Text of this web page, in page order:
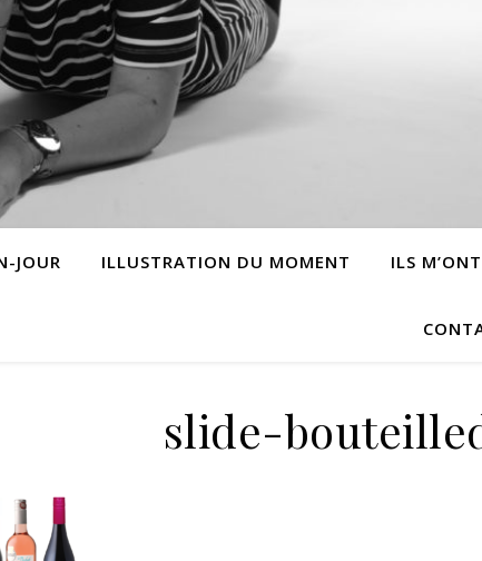
JOUR ILLUSTRATION DU MOMENT ILS
slide-